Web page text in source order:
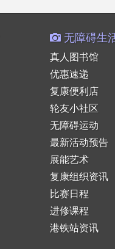
无障碍生
真人图书馆
优惠速递
复康便利店
轮友小社区
无障碍运动
最新活动预告
展能艺术
复康组织资讯
比赛日程
进修课程
港铁站资讯